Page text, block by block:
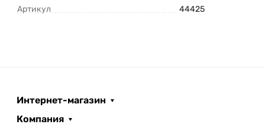
Артикул 44425
Интернет-магазин
Компания